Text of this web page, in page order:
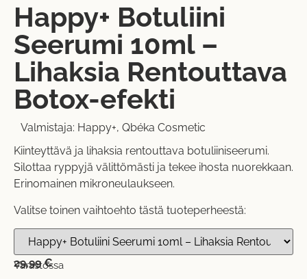
Happy+ Botuliini
Seerumi 10ml –
Lihaksia Rentouttava
Botox-efekti
Valmistaja: Happy+, Qbéka Cosmetic
Kiinteyttävä ja lihaksia rentouttava botuliiniseerumi.
Silottaa ryppyjä välittömästi ja tekee ihosta nuorekkaan.
Erinomainen mikroneulaukseen.
Valitse toinen vaihtoehto tästä tuoteperheestä:
29,99€
Varastossa